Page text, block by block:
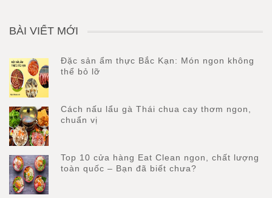
BÀI VIẾT MỚI
Đặc sản ẩm thực Bắc Kạn: Món ngon không
thể bỏ lỡ
Cách nấu lẩu gà Thái chua cay thơm ngon,
chuẩn vị
Top 10 cửa hàng Eat Clean ngon, chất lượng
toàn quốc – Bạn đã biết chưa?